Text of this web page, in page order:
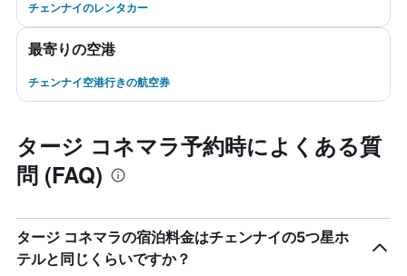
チェンナイのレンタカー
最寄りの空港
チェンナイ空港行きの航空券
タージ コネマラ予約時によくある質
問 (FAQ)
タージ コネマラの宿泊料金はチェンナイの5つ星ホ
テルと同じくらいですか？